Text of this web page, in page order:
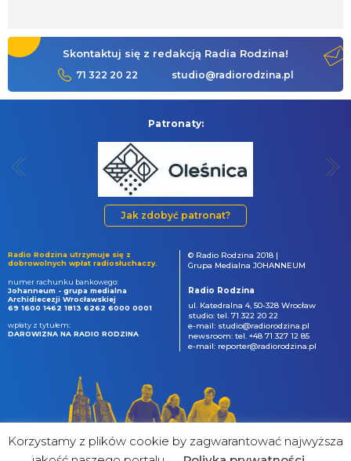
Skontaktuj się z redakcją Radia Rodzina!
71 322 20 22 studio@radiorodzina.pl
Patronaty:
Jak zdobyć patronat?
Radio Rodzina utrzymuje się z
dobrowolnych wpłat radiosłuchaczy.
numer rachunku bankowego:
Johanneum - grupa medialna
Archidiecezji Wrocławskiej
69 1600 1462 1813 6262 6000 0001
wpłaty z tytułem:
DAROWIZNA NA RADIO RODZINA
© Radio Rodzina 2018 |
Grupa Medialna JOHANNEUM
Radio Rodzina
ul. Katedralna 4, 50-328 Wrocław
studio: tel. 71 322 20 22
e-mail: studio@radiorodzina.pl
newsroom: tel. +48 71 327 12 85
e-mail: reporter@radiorodzina.pl
Korzystamy z plików cookie by zagwarantować najwyższa